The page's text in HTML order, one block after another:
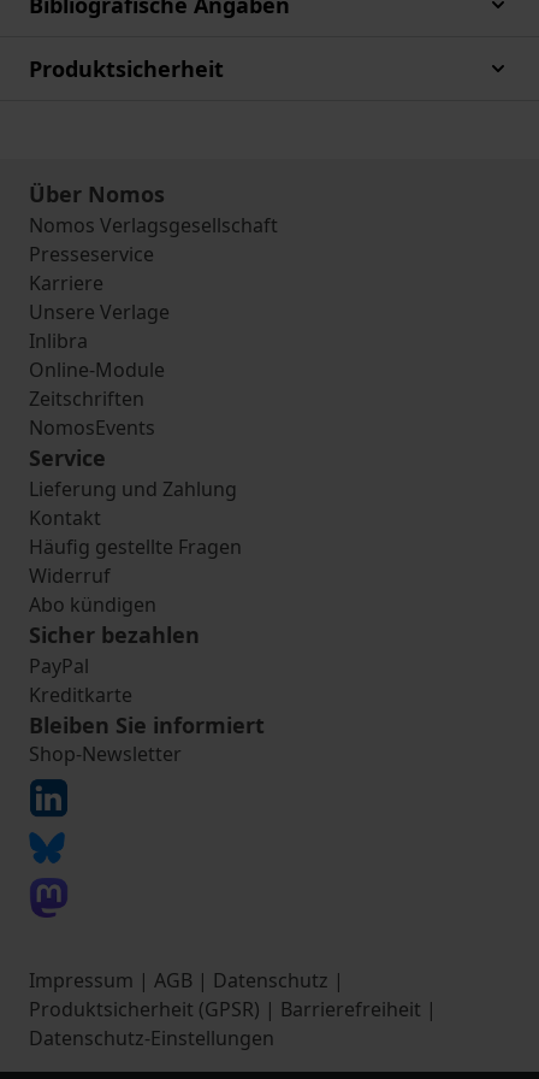
Produktsicherheit
Über Nomos
Nomos Verlagsgesellschaft
Presseservice
Karriere
Unsere Verlage
Inlibra
Online-Module
Zeitschriften
NomosEvents
Service
Lieferung und Zahlung
Kontakt
Häufig gestellte Fragen
Widerruf
Abo kündigen
Sicher bezahlen
PayPal
Kreditkarte
Bleiben Sie informiert
Shop-Newsletter
Impressum | AGB | Datenschutz |
Produktsicherheit (GPSR) | Barrierefreiheit |
Datenschutz-Einstellungen